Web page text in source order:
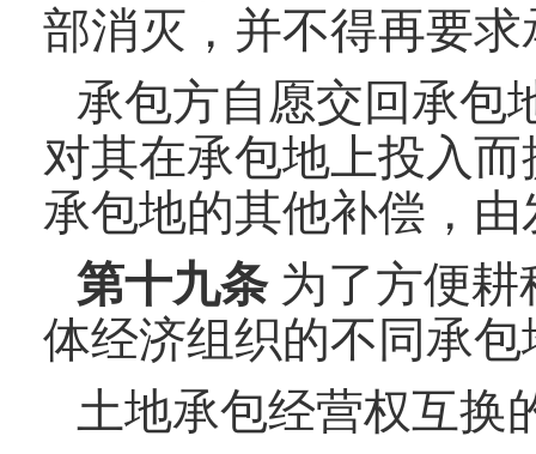
部消灭，并不得再要
承包方自愿交回承包
对其在承包地上投入
承包地的其他补偿，
第十九条为了方便耕
体经济组织的不同承
土地承包经营权互换